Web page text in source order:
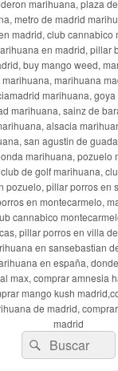
marihuana, plaza
metro de madrid
madrid, club cannabico
en madrid, pillar
buy mango weed,
marihuana
marihuana,
marihuana, sainz de
alsacia
san agustin de
marihuana, pozuelo
de golf marihuana,
pozuelo, pillar porros en
en montecarmelo,
cannabico
pillar porros en villa
en sansebastian
en españa,
max, comprar amnesia
mango kush
de madrid,
madrid
Buscar
por:
Buscar